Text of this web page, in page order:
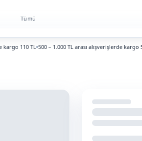
Tümü
110 TL 500 – 1.000 TL arası alışverişlerde kargo 50 TL